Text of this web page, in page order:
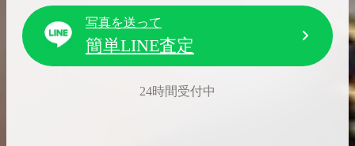
写真を送って
簡単LINE査定
24時間受付中